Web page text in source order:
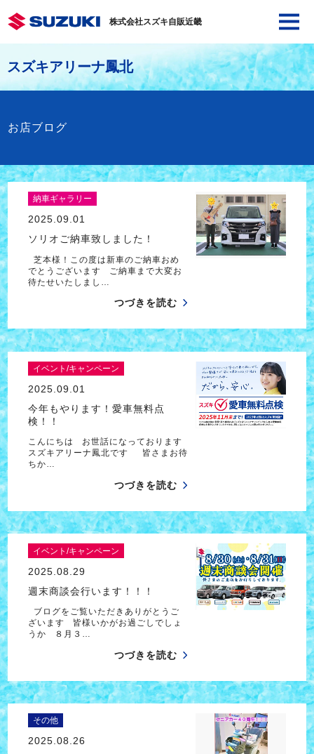
株式会社スズキ自販近畿
スズキアリーナ鳳北
お店ブログ
納車ギャラリー
2025.09.01
ソリオご納車致しました！
芝本様！この度は新車のご納車おめ
でとうございます ご納車まで大変お
待たせいたしまし…
つづきを読む
イベント/キャンペーン
2025.09.01
今年もやります！愛車無料点
検！！
こんにちは お世話になっております
スズキアリーナ鳳北です 皆さまお待
ちか…
つづきを読む
イベント/キャンペーン
2025.08.29
週末商談会行います！！！
ブログをご覧いただきありがとうご
ざいます 皆様いかがお過ごしでしょ
うか ８月３…
つづきを読む
その他
2025.08.26